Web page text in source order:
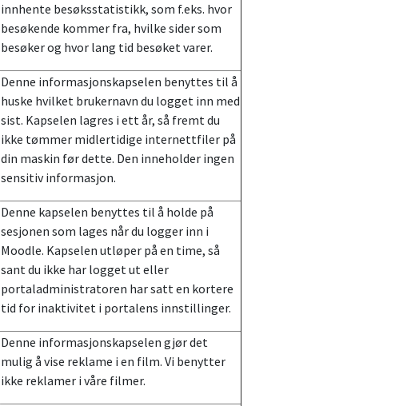
innhente besøksstatistikk, som f.eks. hvor
besøkende kommer fra, hvilke sider som
besøker og hvor lang tid besøket varer.
Denne informasjonskapselen benyttes til å
huske hvilket brukernavn du logget inn med
sist. Kapselen lagres i ett år, så fremt du
ikke tømmer midlertidige internettfiler på
din maskin før dette. Den inneholder ingen
sensitiv informasjon.
Denne kapselen benyttes til å holde på
sesjonen som lages når du logger inn i
Moodle. Kapselen utløper på en time, så
sant du ikke har logget ut eller
portaladministratoren har satt en kortere
tid for inaktivitet i portalens innstillinger.
Denne informasjonskapselen gjør det
mulig å vise reklame i en film. Vi benytter
ikke reklamer i våre filmer.